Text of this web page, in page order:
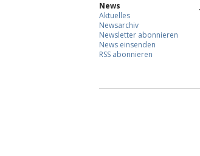
News
Aktuelles
Newsarchiv
Newsletter abonnieren
News einsenden
RSS abonnieren